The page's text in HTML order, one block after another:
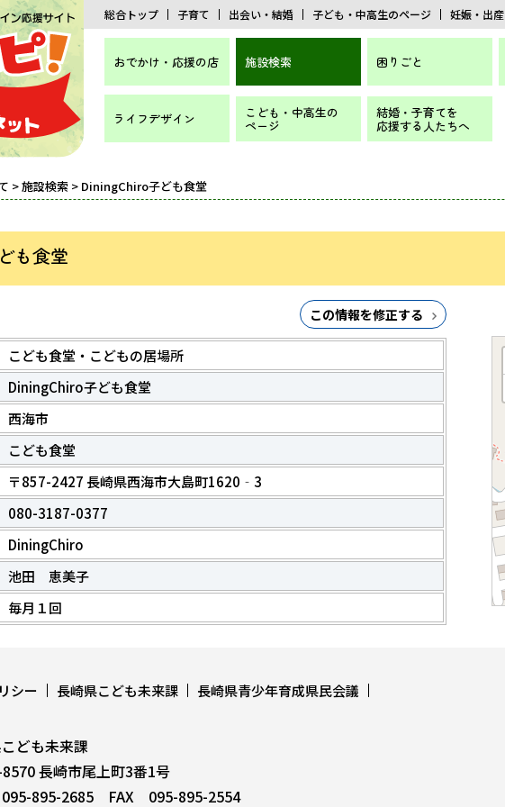
総合トップ 子育て 出会い・結婚 子ども・中高生のページ 妊娠・出産
おでかけ・応援の店 施設検索 困りごと
ライフデザイン こども・中高生の
ページ
結婚・子育てを
応援する人たちへ
>施設検索 > DiningChiro子ども食堂
も食堂
この情報を修正する
こども食堂・こどもの居場所
DiningChiro子ども食堂
西海市
こども食堂
〒857-2427 長崎県西海市大島町1620‐3
080-3187-0377
DiningChiro
池田 恵美子
毎月１回
シー 長崎県こども未来課 長崎県青少年育成県民会議
ども未来課
長崎市尾上町3番1号
895-2685 FAX 095-895-2554